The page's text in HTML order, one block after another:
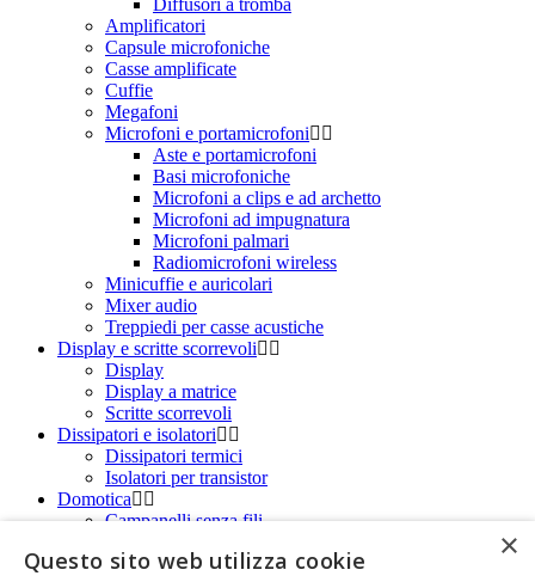
Amplificatori
Capsule microfoniche
Casse amplificate
Cuffie
Megafoni
Microfoni e portamicrofoni
Aste e portamicrofoni
Basi microfoniche
Microfoni a clips e ad archetto
Microfoni ad impugnatura
Microfoni palmari
Radiomicrofoni wireless
Minicuffie e auricolari
Mixer audio
Treppiedi per casse acustiche
Display e scritte scorrevoli
Display
Display a matrice
Scritte scorrevoli
Dissipatori e isolatori
Dissipatori termici
Isolatori per transistor
Domotica
Campanelli senza fili
Controllo accessi
×
Questo sito web utilizza cookie